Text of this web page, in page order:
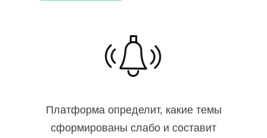
Платформа определит, какие темы
сформированы слабо и составит